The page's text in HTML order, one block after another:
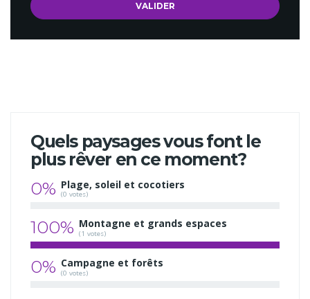
Quels paysages vous font le
plus rêver en ce moment?
0% Plage, soleil et cocotiers
(0 votes)
100% Montagne et grands espaces
(1 votes)
0% Campagne et forêts
(0 votes)